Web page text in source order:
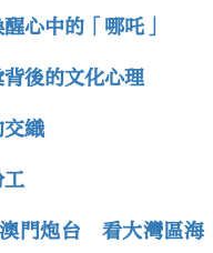
心中的「哪吒」
後的文化心理
交織
工
門炮台 看大灣區海